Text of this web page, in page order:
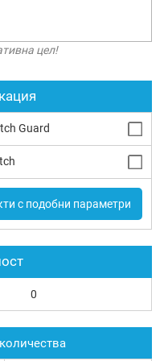
цел!
Guard
с подобни параметри
0